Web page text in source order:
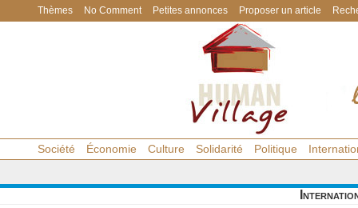
Thèmes No Comment Petites annonces Proposer un article
Société Économie Culture Solidarité Politique